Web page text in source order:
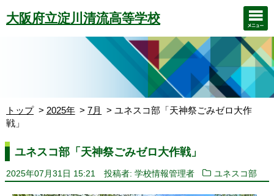
大阪府立淀川清流高等学校
トップ 2025年 7月
ユネスコ部「天神祭ごみゼロ大作
戦」
ユネスコ部「天神祭ごみゼロ大作戦」
2025年07月31日 15:21 投稿者: 学校情報管理者 ユネスコ部